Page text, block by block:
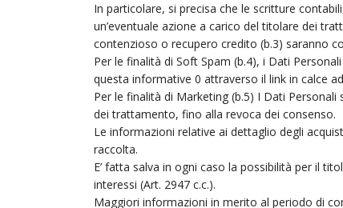
In particolare, si precisa che le scritture
un’eventuale azione a carico del titolare dei
contenzioso o recupero credito (b.3) saranno
Per le finalità di Soft Spam (b.4), i Dati
questa informative 0 attraverso il link in calce
Per le finalità di Marketing (b.5) I Dati
dei trattamento, fino alla revoca dei consenso.
Le informazioni relative ai dettaglio degli
raccolta.
E’ fatta salva in ogni caso la possibilità per il
interessi (Art. 2947 c.c.).
Maggiori informazioni in merito al periodo di